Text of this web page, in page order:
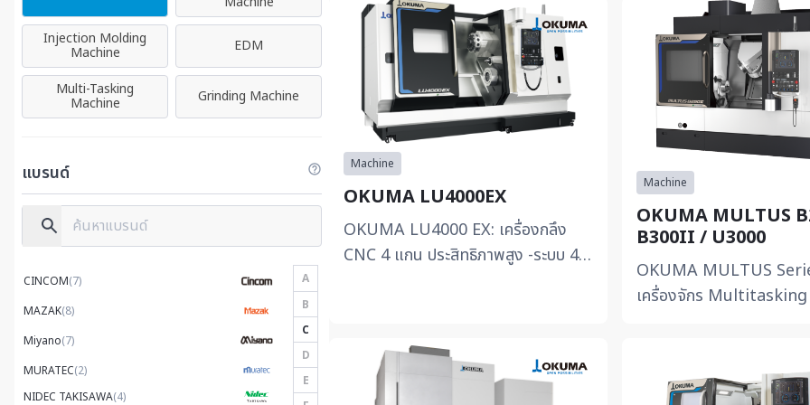
Injection Molding
Machine EDM
Multi-Tasking
Machine Grinding Machine
แบรนด์
CINCOM(7)
MAZAK(8)
Miyano(7)
MURATEC(2)
NIDEC TAKISAWA(4)
A
B
C
D
E
Machine
OKUMA LU4000EX
OKUMA LU4000 EX: เครื่องกลึง
CNC 4 แกน ประสิทธิภาพสูง -ระบบ 4
Machine
OKUMA MULTUS
B300II / U3000
OKUMA MULTUS
เครื่องจักร Multitasking
Series) -ป...